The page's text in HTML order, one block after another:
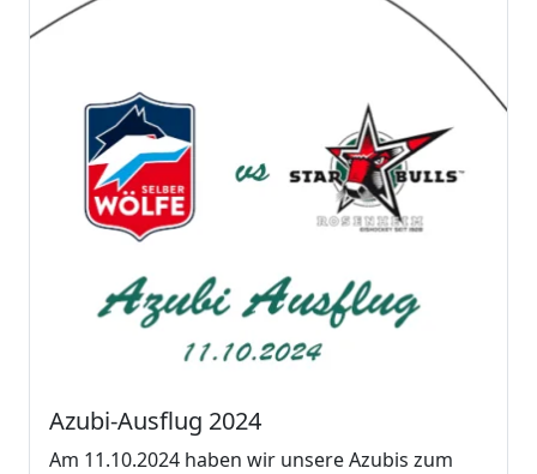
Azubi-Ausflug 2024
Am 11.10.2024 haben wir unsere Azubis zum